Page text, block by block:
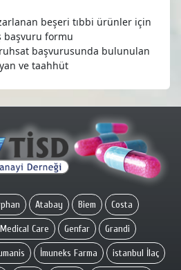
beşeri tıbbi ürünler için
başvuru formu
başvurusunda bulunulan
ve taahhüt
Atabay Biem Costa
Care Genfar Grandi
İmuneks Farma istanbul İlaç